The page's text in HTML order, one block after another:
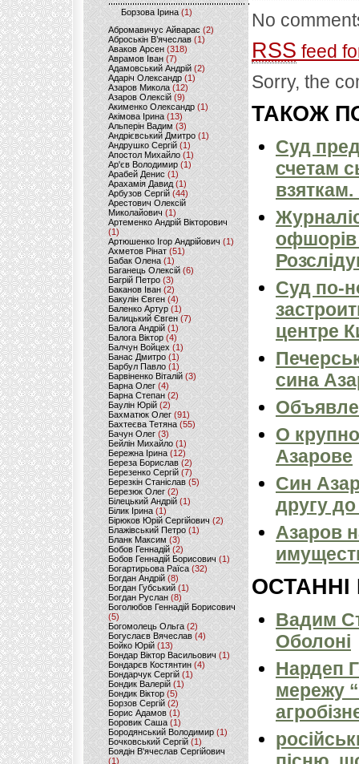
Борзова Ірина(1)
Абромавичус Айварас (2)
Аброськін В’ячеслав(1)
Аваков Арсен (318)
Аврамов Іван (7)
Адамовський Андрій(2)
Адаріч Олександр (1)
Азаров Микола (12)
Азаров Олексій (9)
Акименко Олександр(1)
Акімова Ірина(13)
Альперін Вадим (3)
Андрієвський Дмитро(1)
Андрушко Сергій(1)
Апостол Михайло(1)
Ар'єв Володимир (1)
Арабей Денис(1)
Арахамія Давид (1)
Арбузов Сергій (44)
Арестович Олексій
Миколайович(1)
Артеменко Андрій Вікторович
(1)
Артюшенко Ігор Андрійович(1)
Ахметов Рінат(51)
Бабак Олена(1)
Баганець Олексій(6)
Багрій Петро (3)
Баканов Іван(2)
Бакулін Євген (4)
Баленко Артур(1)
Балицький Євген(7)
Балога Андрій (1)
Балога Віктор (4)
Балчун Войцех (1)
Банас Дмитро (1)
Барбул Павло(1)
Барвіненко Віталій(3)
Барна Олег (4)
Барна Степан (2)
Баулін Юрій (2)
Бахматюк Олег (91)
Бахтеєва Тетяна(55)
Бачун Олег (3)
Бейлін Михайло (1)
Бережна Ірина(12)
Береза Борислав(2)
Березенко Сергій (7)
Березкін Станіслав (5)
Березюк Олег(2)
Білецький Андрій (1)
Білик Ірина (1)
Бірюков Юрій Сергійович (2)
Блажівський Петро (1)
Бланк Максим(3)
Бобов Геннадій (2)
Бобов Геннадій Борисович (1)
Богартирьова Раїса (32)
Богдан Андрій(8)
Богдан Губський (1)
Богдан Руслан(8)
Боголюбов Геннадій Борисович
(5)
Богомолець Ольга (2)
Богуслаєв Вячеслав (4)
Бойко Юрій (13)
Бондар Віктор Васильович (1)
Бондарєв Костянтин (4)
Бондарчук Сергій(1)
Бондик Валерій (1)
Бондик Віктор(5)
Борзов Сергiй (2)
Борис Адамов(1)
Боровик Саша (1)
Бородянський Володимир (1)
Бочковський Сергій (1)
Боядін В'ячеслав Сергійович
(1)
No
RSS feed
Sorry, the
ТАКОЖ
Суд
счетам
офшорів
Суд по-
центре
сина
О
Азарове
Син
другу
Азаров
ОСТАННІ
Вадим
Оболоні
Нардеп
мережу